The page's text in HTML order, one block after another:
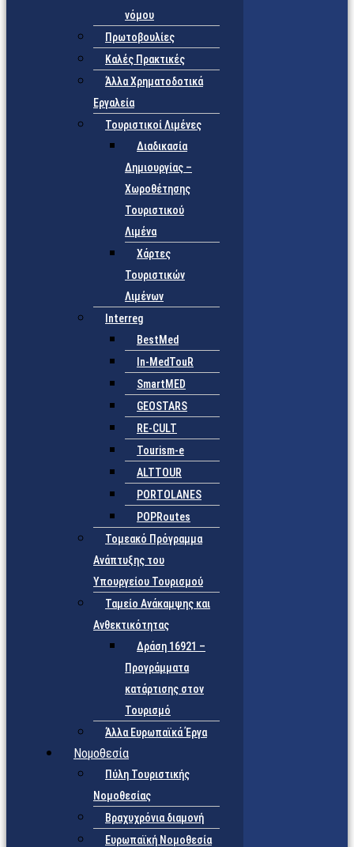
νόμου
Πρωτοβουλίες
Καλές Πρακτικές
Άλλα Χρηματοδοτικά
Εργαλεία
Τουριστικοί Λιμένες
Διαδικασία
Δημιουργίας –
Χωροθέτησης
Τουριστικού
Λιμένα
Χάρτες
Τουριστικών
Λιμένων
Interreg
BestMed
In-MedTouR
SmartMED
GEOSTARS
RE-CULT
Tourism-e
ALTTOUR
PORTOLANES
POPRoutes
Τομεακό Πρόγραμμα
Ανάπτυξης του
Υπουργείου Τουρισμού
Ταμείο Ανάκαμψης και
Ανθεκτικότητας
Δράση 16921 –
Προγράμματα
κατάρτισης στον
Τουρισμό
Άλλα Ευρωπαϊκά Έργα
Νομοθεσία
Πύλη Τουριστικής
Νομοθεσίας
Βραχυχρόνια διαμονή
Ευρωπαϊκή Νομοθεσία